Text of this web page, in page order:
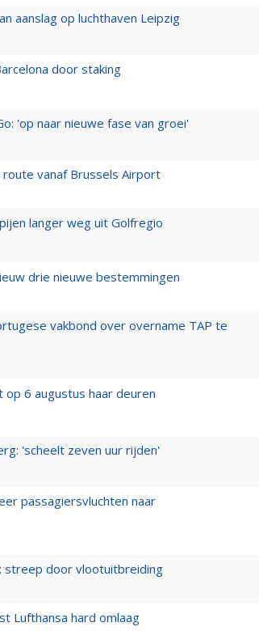
aanslag op luchthaven Leipzig
door staking
'op naar nieuwe fase van groei'
vanaf Brussels Airport
langer weg uit Golfregio
drie nieuwe bestemmingen
vakbond over overname TAP te
op 6 augustus haar deuren
'scheelt zeven uur rijden'
passagiersvluchten naar
streep door vlootuitbreiding
Lufthansa hard omlaag